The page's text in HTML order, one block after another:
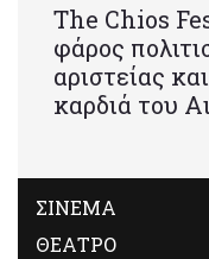
Τhe Chios
φάρος
αριστείας
καρδιά του
ΣΙΝΕΜΑ
ΘΕΑΤΡΟ